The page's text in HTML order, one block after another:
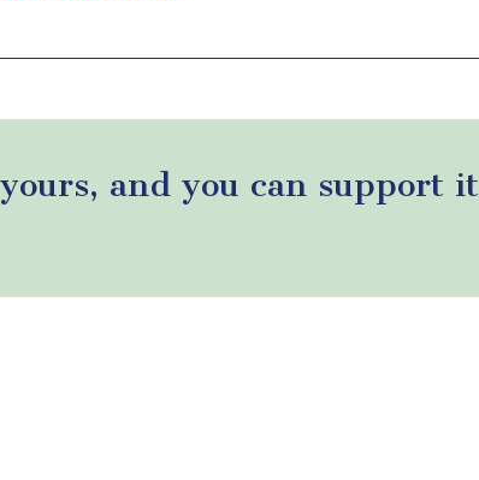
and you can support